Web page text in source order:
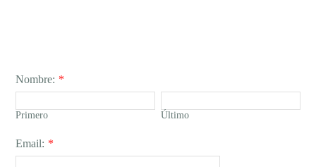
Nombre: *
Primero Último
Email: *